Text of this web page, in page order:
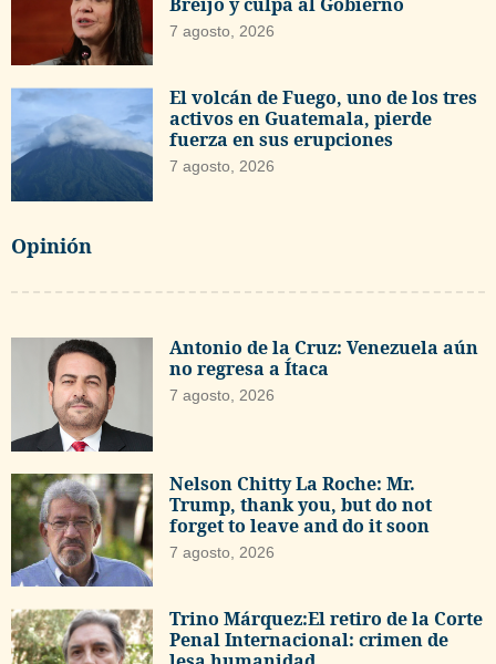
7 agosto, 2026
El volcán de Fuego, uno de los tres
activos en Guatemala, pierde
fuerza en sus erupciones
7 agosto, 2026
Opinión
Antonio de la Cruz: Venezuela aún
no regresa a Ítaca
7 agosto, 2026
Nelson Chitty La Roche: Mr.
Trump, thank you, but do not
forget to leave and do it soon
7 agosto, 2026
Trino Márquez:El retiro de la Corte
Penal Internacional: crimen de